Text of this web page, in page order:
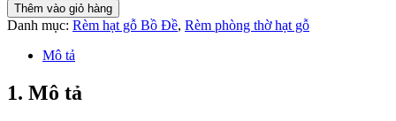
Thêm vào giỏ hàng
Danh mục: Rèm hạt gỗ Bồ Đề, Rèm phòng thờ hạt gỗ
Mô tả
1. Mô tả